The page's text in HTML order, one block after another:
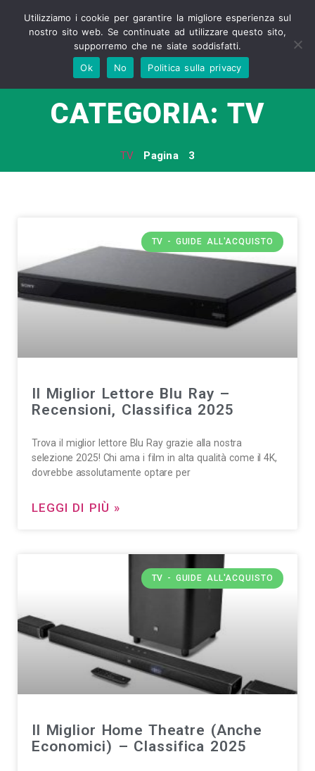
CATEGORIA: TV
TV Pagina 3
TV - GUIDE ALL'ACQUISTO
Il Miglior Lettore Blu Ray –
Recensioni, Classifica 2025
Trova il miglior lettore Blu Ray grazie alla nostra
selezione 2025! Chi ama i film in alta qualità come il 4K,
dovrebbe assolutamente optare per
LEGGI DI PIÙ »
TV - GUIDE ALL'ACQUISTO
Il Miglior Home Theatre (Anche
Economici) – Classifica 2025
Utilizziamo i cookie per garantire la migliore esperienza sul
nostro sito web. Se continuate ad utilizzare questo sito,
supporremo che ne siate soddisfatti.
Ok
No Politica sulla privacy